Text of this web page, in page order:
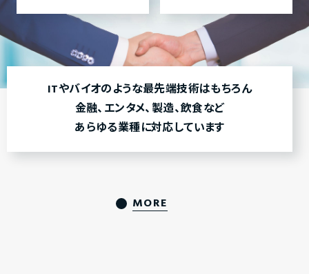
ITやバイオのような最先端技術はもちろん
金融、エンタメ、製造、飲食など
あらゆる業種に対応しています
MORE